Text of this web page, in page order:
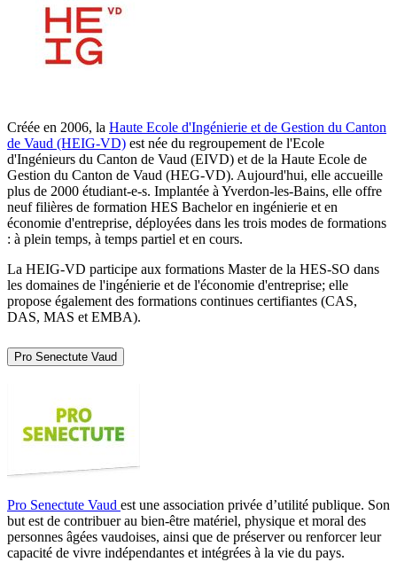
Créée en 2006, la Haute Ecole d'Ingénierie et de Gestion du Canton
de Vaud (HEIG-VD) est née du regroupement de l'Ecole
d'Ingénieurs du Canton de Vaud (EIVD) et de la Haute Ecole de
Gestion du Canton de Vaud (HEG-VD). Aujourd'hui, elle accueille
plus de 2000 étudiant-e-s. Implantée à Yverdon-les-Bains, elle offre
neuf filières de formation HES Bachelor en ingénierie et en
économie d'entreprise, déployées dans les trois modes de formations
: à plein temps, à temps partiel et en cours.
La HEIG-VD participe aux formations Master de la HES-SO dans
les domaines de l'ingénierie et de l'économie d'entreprise; elle
propose également des formations continues certifiantes (CAS,
DAS, MAS et EMBA).
Pro Senectute Vaud
Pro Senectute Vaud est une association privée d’utilité publique. Son
but est de contribuer au bien-être matériel, physique et moral des
personnes âgées vaudoises, ainsi que de préserver ou renforcer leur
capacité de vivre indépendantes et intégrées à la vie du pays.